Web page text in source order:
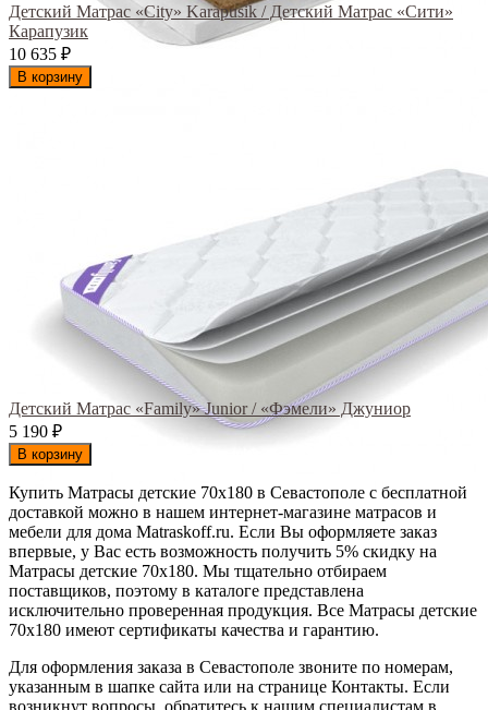
Детский Матрас «City» Karapusik / Детский Матрас «Сити»
Карапузик
10 635 ₽
В корзину
Детский Матрас «Family» Junior / «Фэмели» Джуниор
5 190 ₽
В корзину
Купить Матрасы детские 70х180 в Севастополе с бесплатной
доставкой можно в нашем интернет-магазине матрасов и
мебели для дома Matraskoff.ru. Если Вы оформляете заказ
впервые, у Вас есть возможность получить 5% скидку на
Матрасы детские 70х180. Мы тщательно отбираем
поставщиков, поэтому в каталоге представлена
исключительно проверенная продукция. Все Матрасы детские
70х180 имеют сертификаты качества и гарантию.
Для оформления заказа в Севастополе звоните по номерам,
указанным в шапке сайта или на странице Контакты. Если
возникнут вопросы, обратитесь к нашим специалистам в